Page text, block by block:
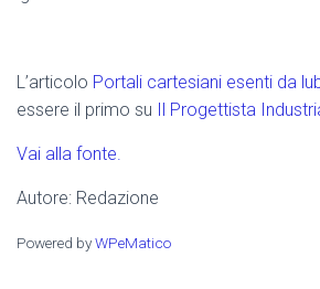
L’articolo Portali cartesiani esenti da
essere il primo su Il Progettista
Vai alla fonte.
Autore: Redazione
Powered byWPeMatico